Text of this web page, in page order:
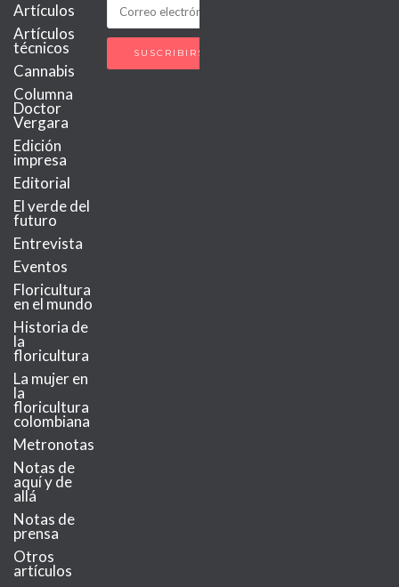
Artículos
Artículos
técnicos
Cannabis
Columna
Doctor
Vergara
Edición
impresa
Editorial
El verde del
futuro
Entrevista
Eventos
Floricultura
en el mundo
Historia de
la
floricultura
La mujer en
la
floricultura
colombiana
Metronotas
Notas de
aquí y de
allá
Notas de
prensa
Otros
artículos